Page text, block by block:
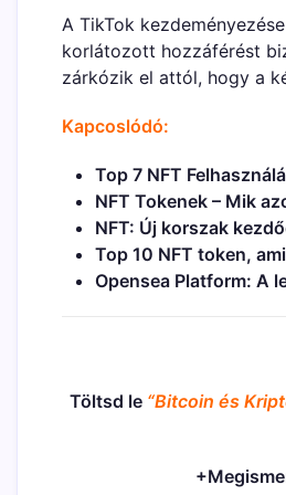
A TikTok
korlátozott hozzáférést
zárkózik el attól, hogy a
Kapcoslódó:
Top 7 NFT
NFT Tokenek – Mik
NFT: Új korszak
Top 10 NFT token,
Opensea Platform: A
Töltsd le “Bitcoin és